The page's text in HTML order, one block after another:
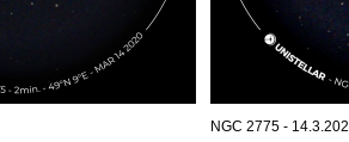
NGC 2775 -